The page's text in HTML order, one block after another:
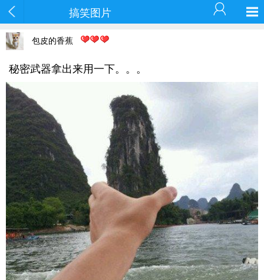
搞笑图片
包皮的香蕉
秘密武器拿出来用一下。。。